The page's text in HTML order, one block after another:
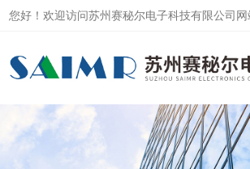
您好！欢迎访问苏州赛秘尔电子科技有限公司网